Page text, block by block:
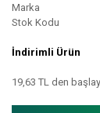
Marka
Stok Kodu
İndirimli Ürün
19,63 TL den